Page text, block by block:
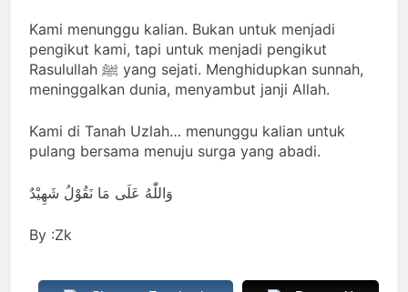
Kami menunggu kalian. Bukan untuk menjadi
pengikut kami, tapi untuk menjadi pengikut
Rasulullah ﷺ yang sejati. Menghidupkan sunnah,
meninggalkan dunia, menyambut janji Allah.
Kami di Tanah Uzlah… menunggu kalian untuk
pulang bersama menuju surga yang abadi.
وَاللّٰهُ عَلَى مَا نَقُوْلُ شَهِيْدٌ
By :Zk